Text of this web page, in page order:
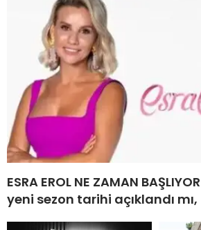
ESRA EROL NE ZAMAN
yeni sezon tarihi açıklandı mı,